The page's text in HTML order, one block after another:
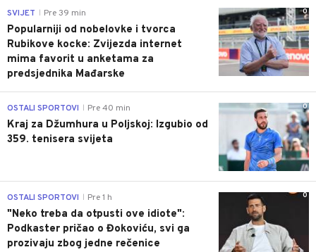
0
SVIJET Pre 39 min
Popularniji od nobelovke i tvorca
Rubikove kocke: Zvijezda internet
mima favorit u anketama za
predsjednika Mađarske
0
OSTALI SPORTOVI Pre 40 min
Kraj za Džumhura u Poljskoj: Izgubio od
359. tenisera svijeta
0
OSTALI SPORTOVI Pre 1 h
"Neko treba da otpusti ove idiote":
Podkaster pričao o Đokoviću, svi ga
prozivaju zbog jedne rečenice